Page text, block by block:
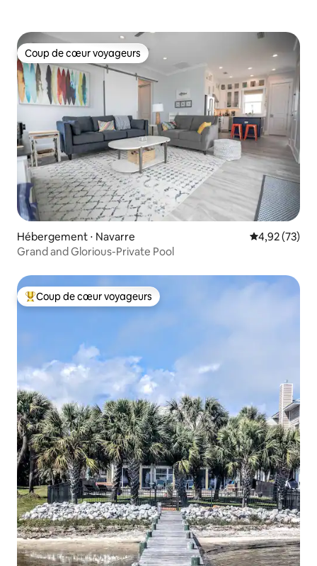
Coup de cœur voyageurs
Coup de cœur voyageurs
Hébergement ⋅ Navarre Évaluation
4,92 (73)
Grand and Glorious-Private Pool
Coups de cœur voyageurs les plus appréciés
Coup de cœur voyageurs